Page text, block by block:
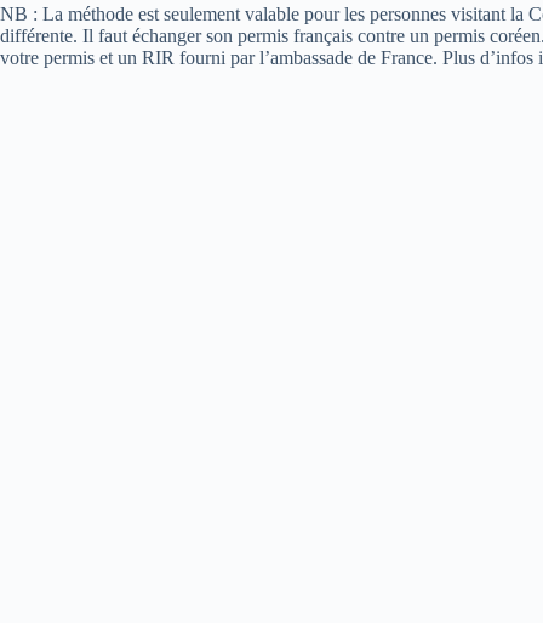
NB : La méthode est seulement valable pour les personnes visitant la
différente. Il faut échanger son permis français contre un permis
votre permis et un RIR fourni par l’ambassade de France. Plus